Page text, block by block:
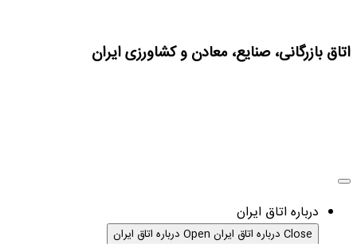
اتاق بازرگانی، صنایع، معادن و کشاورزی ایران
درباره اتاق ایران
Close درباره اتاق ایران Open درباره اتاق ایران